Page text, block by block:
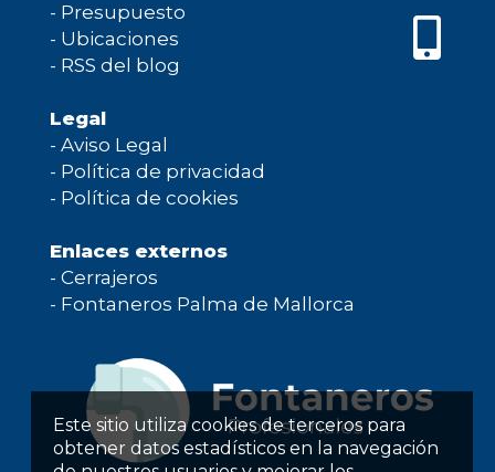
Este sitio utiliza cookies de terceros para
obtener datos estadísticos en la navegación
- Presupuesto
- Ubicaciones
- RSS del blog
Legal
- Aviso Legal
- Política de privacidad
- Política de cookies
Enlaces externos
- Cerrajeros
- Fontaneros Palma de Mallorca